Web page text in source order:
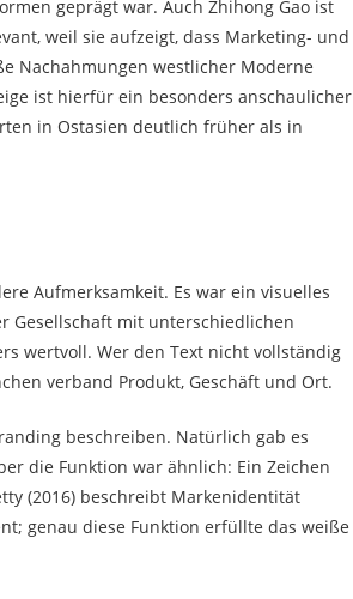
geprägt war. Auch Zhihong Gao ist
weil sie aufzeigt, dass Marketing- und
Nachahmungen westlicher Moderne
ist hierfür ein besonders anschaulicher
in Ostasien deutlich früher als in
Aufmerksamkeit. Es war ein visuelles
Gesellschaft mit unterschiedlichen
wertvoll. Wer den Text nicht vollständig
verband Produkt, Geschäft und Ort.
beschreiben. Natürlich gab es
die Funktion war ähnlich: Ein Zeichen
(2016) beschreibt Markenidentität
genau diese Funktion erfüllte das weiße